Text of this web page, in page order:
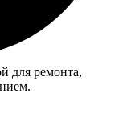
для ремонта,